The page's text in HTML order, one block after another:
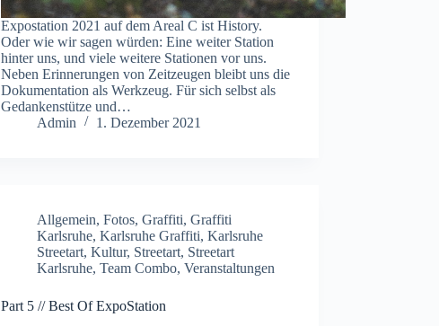
Expostation 2021 auf dem Areal C ist History.
Oder wie wir sagen würden: Eine weiter Station
hinter uns, und viele weitere Stationen vor uns.
Neben Erinnerungen von Zeitzeugen bleibt uns die
Dokumentation als Werkzeug. Für sich selbst als
Gedankenstütze und…
Admin
1. Dezember 2021
Allgemein,Fotos,Graffiti,Graffiti
Karlsruhe,Karlsruhe Graffiti,Karlsruhe
Streetart,Kultur, Streetart, Streetart
Karlsruhe,Team Combo,Veranstaltungen
Part 5 // Best Of ExpoStation